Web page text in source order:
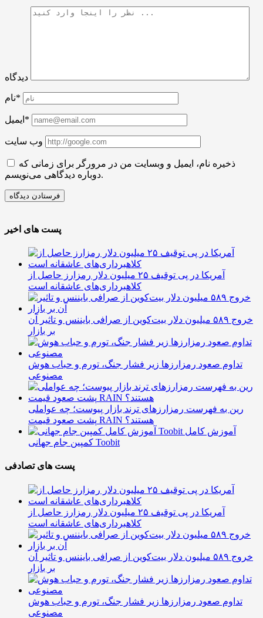
دیدگاه
نام*
ایمیل*
وب سایت
ذخیره نام، ایمیل و وبسایت من در مرورگر برای زمانی که
دوباره دیدگاهی می‌نویسم.
پست های اخیر
آمریکا در پی توقیف ۲۵ میلیون دلار رمزارز حاصل از
کلاهبرداری‌های عاشقانه است
خروج ۵۸۹ میلیون دلار بیت‌کوین از صرافی بایننس و تاثیر آن
بر بازار
تداوم صعود رمزارزها زیر فشار جنگ، تورم و حباب هوش
مصنوعی
رین به فهرست رمزارزهای ترند بازار پیوست؛ چه عواملی
پشت صعود قیمت RAIN هستند؟
آموزش کامل
کمپین جام جهانی Toobit
پست های تصادفی
آمریکا در پی توقیف ۲۵ میلیون دلار رمزارز حاصل از
کلاهبرداری‌های عاشقانه است
خروج ۵۸۹ میلیون دلار بیت‌کوین از صرافی بایننس و تاثیر آن
بر بازار
تداوم صعود رمزارزها زیر فشار جنگ، تورم و حباب هوش
مصنوعی